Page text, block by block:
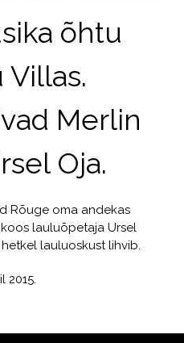
õhtu
Merlin
Oja.
Rõuge oma andekas
lauluõpetaja Ursel
lauluoskust lihvib.
2015.